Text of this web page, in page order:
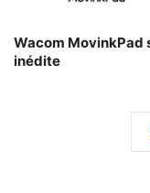
Wacom MovinkPad
inédite